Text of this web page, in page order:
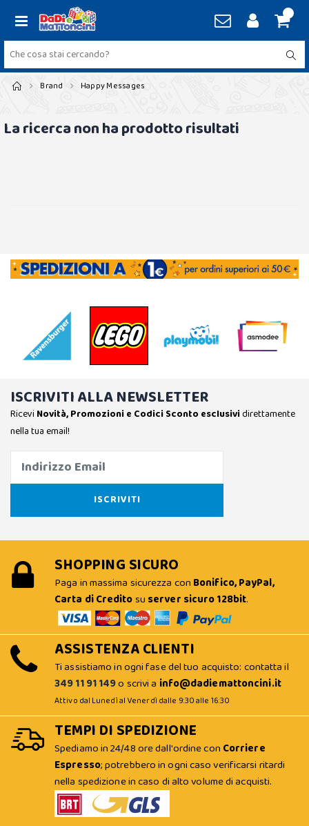
Brand Happy Messages
La ricerca non ha prodotto risultati
ISCRIVITI ALLA NEWSLETTER
Ricevi Novità, Promozioni e Codici Sconto esclusividirettamente
nella tua email!
SHOPPING SICURO
Paga in massima sicurezza con Bonifico, PayPal,
Carta di Creditosu server sicuro 128bit.
ASSISTENZA CLIENTI
Ti assistiamo in ogni fase del tuo acquisto: contatta il
349 11 91 149o scrivi a info@dadiemattoncini.it
Attivo dal Lunedì al Venerdì dalle 9:30 alle 16:30
TEMPI DI SPEDIZIONE
Spediamo in 24/48 ore dall'ordine con Corriere
Espresso; potrebbero in ogni caso verificarsi ritardi
nella spedizione in caso di alto volume di acquisti.